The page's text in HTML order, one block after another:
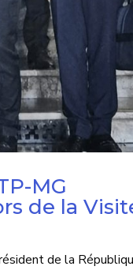
MG
de la
de la